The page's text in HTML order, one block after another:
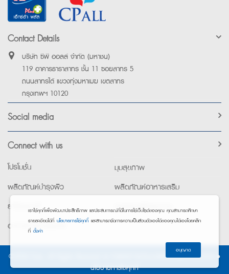
Contact Details
บริษัท ซีพี ออลล์ จำกัด (มหาชน)
119 อาคารธาราสาทร ชั้น 11 ซอยสาทร 5
ถนนสาทรใต้ แขวงทุ่งมหาเมฆ เขตสาทร
กรุงเทพฯ 10120
Social media
Connect with us
โปรโมชั่น
มุมสุขภาพ
ผลิตภัณฑ์บำรุงผิว
ผลิตภัณฑ์อาหารเสริม
ยาใช้เฉพาะที่
อุปกรณ์เพื่อสุขภาพ
อาหารทางการแพทย์
©2026 Exta. All Rights Reserved. • การแจ้งการประมวลผลข้อมูลส่วนบุคคล
•
นโยบายการใช้คุกกี้
เราใช้คุกกี้เพื่อพัฒนาประสิทธิภาพ และประสบการณ์ที่ดีในการใช้เว็บไซต์ของคุณ คุณสามารถศึกษา
รายละเอียดได้ที่ นโยบายการใช้คุกกี้ และสามารถจัดการความเป็นส่วนตัวเองได้ของคุณได้เองโดยคลิก
ที่ ตั้งค่า
อนุญาต